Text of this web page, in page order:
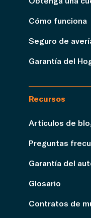
Cómo funciona
Seguro de
Garantía del
Recursos
Artículos de
Preguntas
Garantía del
Glosario
Contratos de